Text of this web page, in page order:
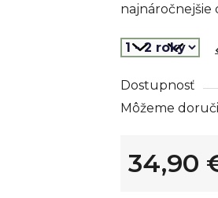
najnáročnejšie
Dostupnosť
Môžeme
34,90
Jednotková